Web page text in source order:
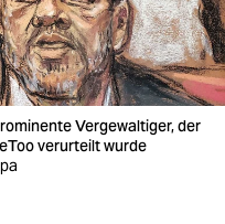
Vergewaltiger, der
verurteilt wurde